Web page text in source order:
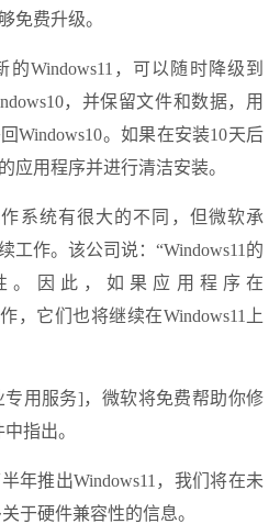
免费升级。
Windows11，可以随时降级到
，并保留文件和数据，用
Windows10。如果在安装10天后
应用程序并进行清洁安装。
作系统有很大的不同，但微软承
工作。该公司说：“Windows11的
。因此，如果应用程序在
，它们也将继续在Windows11上
专用服务]，微软将免费帮助你修
指出。
年推出Windows11，我们将在未
于硬件兼容性的信息。